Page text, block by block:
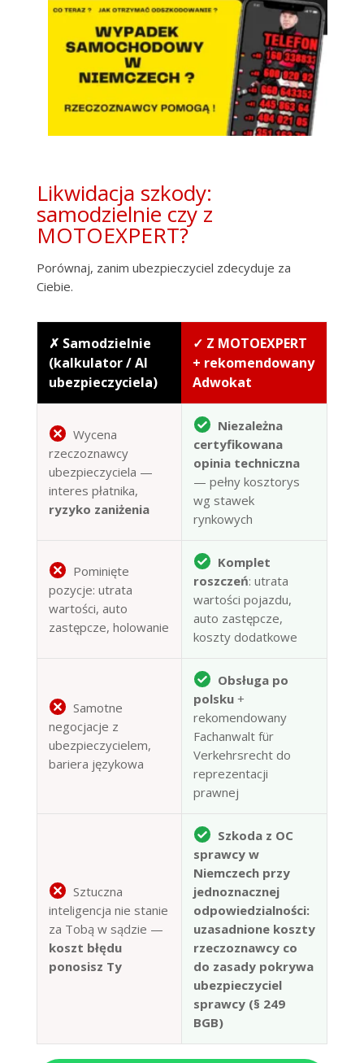
Likwidacja szkody:
samodzielnie czy z
MOTOEXPERT?
Porównaj, zanim ubezpieczyciel zdecyduje za
Ciebie.
✗ Samodzielnie
(kalkulator / AI
ubezpieczyciela)
✓ Z MOTOEXPERT
+ rekomendowany
Adwokat
Wycena
rzeczoznawcy
ubezpieczyciela —
interes płatnika,
ryzyko zaniżenia
Niezależna
certyfikowana
opinia techniczna
— pełny kosztorys
wg stawek
rynkowych
Pominięte
pozycje: utrata
wartości, auto
zastępcze, holowanie
Komplet
roszczeń: utrata
wartości pojazdu,
auto zastępcze,
koszty dodatkowe
Samotne
negocjacje z
ubezpieczycielem,
bariera językowa
Obsługa po
polsku+
rekomendowany
Fachanwalt für
Verkehrsrecht do
reprezentacji
prawnej
Sztuczna
inteligencja nie stanie
za Tobą w sądzie —
koszt błędu
ponosisz Ty
Szkoda z OC
sprawcy w
Niemczech przy
jednoznacznej
odpowiedzialności:
uzasadnione koszty
rzeczoznawcy co
do zasady pokrywa
ubezpieczyciel
sprawcy (§ 249
BGB)